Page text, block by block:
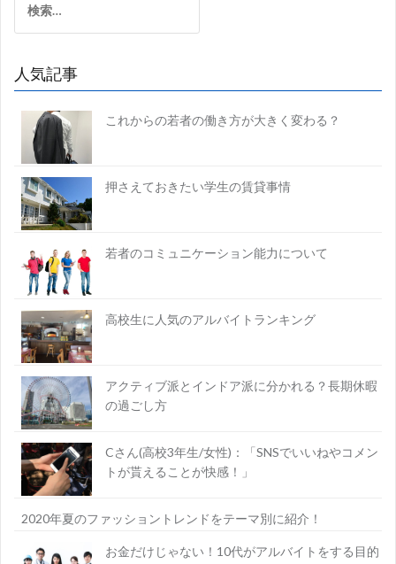
索:
人気記事
これからの若者の働き方が大きく変わる？
押さえておきたい学生の賃貸事情
若者のコミュニケーション能力について
高校生に人気のアルバイトランキング
アクティブ派とインドア派に分かれる？長期休暇
の過ごし方
Cさん(高校3年生/女性)：「SNSでいいねやコメン
トが貰えることが快感！」
2020年夏のファッショントレンドをテーマ別に紹介！
お金だけじゃない！10代がアルバイトをする目的